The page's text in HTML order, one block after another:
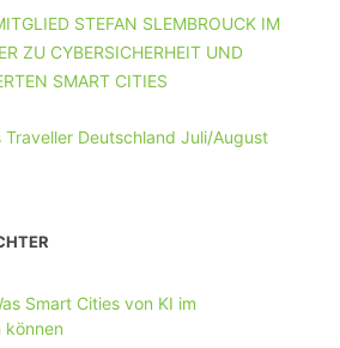
STEFAN SLEMBROUCK IM
ZU CYBERSICHERHEIT UND
SMART CITIES
Smart Cities von KI im
können